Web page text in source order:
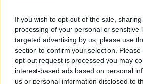
If you wish to opt-out of the sale,
processing of your personal or sensitive
targeted advertising by us, please use
section to confirm your selection.
opt-out request is processed you may
interest-based ads based on personal
us or personal information disclosed to
Χρηματιστήριο: Πτώση κατά
εκατ. ευρώ ο τζίρος
06/08/2026 - 18:10 ΟΙΚΟΝΟΜΙΑ
ΟΠΕΚΑ: Αύριο η δεύτερη πληρωμή